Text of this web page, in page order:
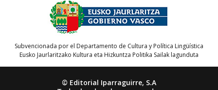
Subvencionada por el Departamento de Cultura y Política Lingüística
Eusko Jaurlaritzako Kultura eta Hizkuntza Politika Sailak lagunduta
© Editorial Iparraguirre, S.A